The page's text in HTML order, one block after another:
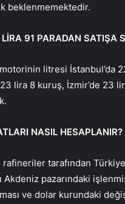
beklenmemektedir.
LİRA 91 PARADAN SATIŞA
litresi İstanbul’da
lira 8 kuruş, İzmir’de 23
NASIL HESAPLANIR?
rafineriler tarafından
pazarındaki
ve dolar kurundaki